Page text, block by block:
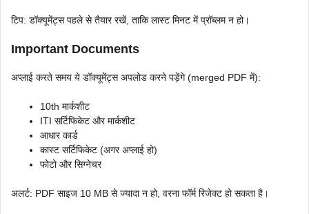
टिप: डॉक्यूमेंट्स पहले से तैयार रखें, ताकि लास्ट मिनट में प्रॉब्लम न हो।
Important Documents
अप्लाई करते समय ये डॉक्यूमेंट्स अपलोड करने पड़ेंगे (merged PDF में):
10th मार्कशीट
ITI सर्टिफिकेट और मार्कशीट
आधार कार्ड
कास्ट सर्टिफिकेट (अगर अप्लाई हो)
फोटो और सिग्नेचर
अलर्ट: PDF साइज 10 MB से ज्यादा न हो, वरना फॉर्म रिजेक्ट हो सकता है।